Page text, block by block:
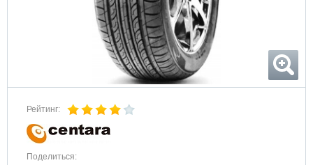
Рейтинг:
Поделиться: